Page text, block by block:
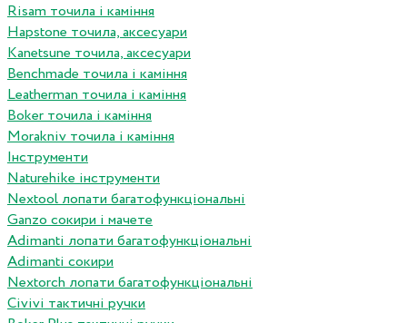
Risam точила і каміння
Hapstone точила, аксесуари
Kanetsune точила, аксесуари
Benchmade точила і каміння
Leatherman точила і каміння
Boker точила і каміння
Morakniv точила і каміння
Інструменти
Naturehike інструменти
Nextool лопати багатофункціональні
Ganzo сокири і мачете
Adimanti лопати багатофункціональні
Adimanti сокири
Nextorch лопати багатофункціональні
Сivivi тактичні ручки